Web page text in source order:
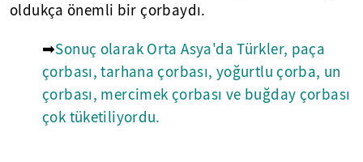
oldukça önemli bir çorbaydı.
➡Sonuç olarak Orta Asya'da Türkler, paça
çorbası, tarhana çorbası, yoğurtlu çorba, un
çorbası, mercimek çorbası ve buğday çorbası
çok tüketiliyordu.